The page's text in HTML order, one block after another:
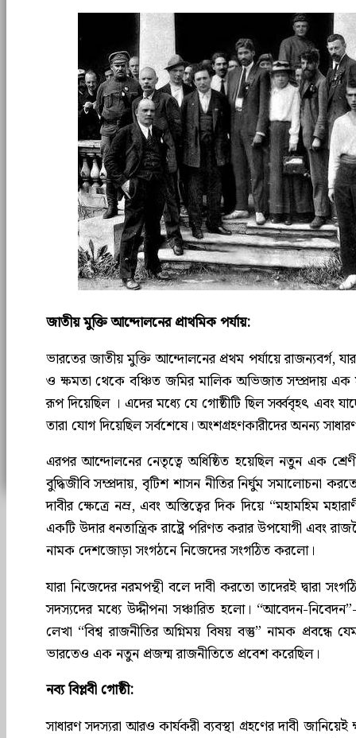
জাতীয় মুক্তি আন্দোলনের প্রাথমিক পর্যায়:
ভারতের জাতীয় মুক্তি আন্দোলনের প্রথম পর্যায়ে রাজন্যবর্গ,
ও ক্ষমতা থেকে বঞ্চিত জমির মালিক অভিজাত সম্প্রদায় এক
রূপ দিয়েছিল । এদের মধ্যে যে গোষ্ঠীটি ছিল সর্ব্ববৃহৎ এবং
তারা যোগ দিয়েছিল সর্বশেষে। অংশগ্রহণকারীদের অনন্য
এরপর আন্দোলনের নেতৃত্বে অধিষ্ঠিত হয়েছিল নতুন এক
বুদ্ধিজীবি সম্প্রদায়, বৃটিশ শাসন নীতির নির্ঘুম সমালোচনা
দাবীর ক্ষেত্রে নম্র, এবং অস্তিত্বের দিক দিয়ে “মহামহিম
একটি উদার ধনতান্ত্রিক রাষ্ট্রে পরিণত করার উপযোগী এবং
নামক দেশজোড়া সংগঠনে নিজেদের সংগঠিত করলো।
যারা নিজেদের নরমপন্থী বলে দাবী করতো তাদেরই দ্বারা
সদস্যদের মধ্যে উদ্দীপনা সঞ্চারিত হলো। “আবেদন-
লেখা “বিশ্ব রাজনীতির অগ্নিময় বিষয় বস্তু” নামক
ভারতেও এক নতুন প্রজন্ম রাজনীতিতে প্রবেশ করেছিল।
নব্য বিপ্লবী গোষ্ঠী:
সাধারণ সদস্যরা আরও কার্যকরী ব্যবস্থা গ্রহণের দাবী